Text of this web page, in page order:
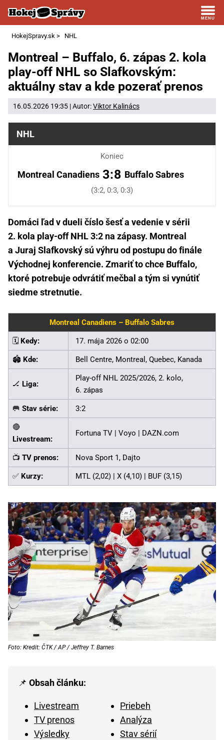
HokejSpravy.sk > NHL
Montreal – Buffalo, 6. zápas 2. kola
play-off NHL so Slafkovským:
aktuálny stav a kde pozerať prenos
16.05.2026 19:35 | Autor:Viktor Kalinács
NHL
Koniec
Montreal Canadiens 3:8 Buffalo Sabres
(3:2, 0:3, 0:3)
Domáci ľad v dueli číslo šesť a vedenie v sérii
2. kola play-off NHL 3:2 na zápasy. Montreal
a Juraj Slafkovský sú výhru od postupu do finále
Východnej konferencie. Zmariť to chce Buffalo,
ktoré potrebuje odvrátiť mečbal a tým si vynútiť
siedme stretnutie.
Montreal Canadiens – Buffalo Sabres
🗓️ Kedy: 17. mája 2026 o 02:00
🏟️ Kde: Bell Centre, Montreal, Quebec, Kanada
🏒 Liga:
Play-off NHL 2025/2026, 2. kolo,
6. zápas
🥅 Stav série: 3:2
🔴
Livestream:
Fortuna TV | Voyo | DAZN.com
📺 TV prenos: Nova Sport 1, Dajto
✅ Kurzy: MTL (2,02) | X (4,10) | BUF (3,15)
Foto: Kredit: ČTK / AP / Jeffrey T. Barnes
📌 Obsah článku:
Livestream
Priebeh
TV prenos
Analýza
Výsledky
Stav sérií